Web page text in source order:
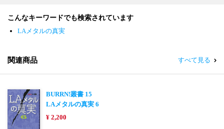
こんなキーワードでも検索されています
LAメタルの真実
関連商品 すべて見る
BURRN!叢書 15
LAメタルの真実 6
¥ 2,200